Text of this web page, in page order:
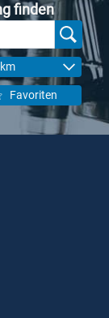
finden
Favoriten